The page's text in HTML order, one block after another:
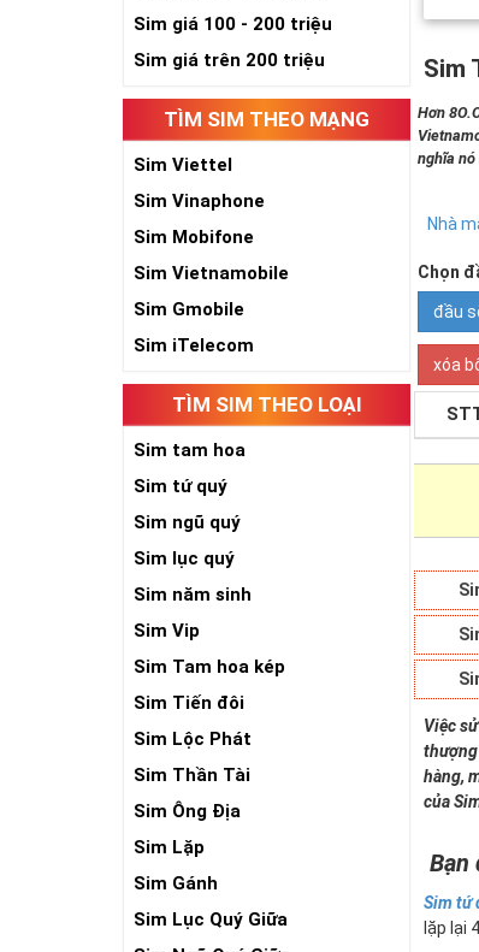
Sim giá 100 - 200 triệu
Sim giá trên 200 triệu
TÌM SIM THEO MẠNG
Sim Viettel
Sim Vinaphone
Sim Mobifone
Sim Vietnamobile
Sim Gmobile
Sim iTelecom
TÌM SIM THEO LOẠI
Sim tam hoa
Sim tứ quý
Sim ngũ quý
Sim lục quý
Sim năm sinh
Sim Vip
Sim Tam hoa kép
Sim Tiến đôi
Sim Lộc Phát
Sim Thần Tài
Sim Ông Địa
Sim Lặp
Sim Gánh
Sim Lục Quý Giữa
Sim
Hơn
nghĩa
Nhà
Chọn
đầu
xóa
Việc
hàng,
của
Bạn
Sim tứ
lặp lại